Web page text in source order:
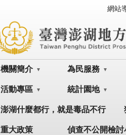
網站
機關簡介 為民服務
活動專區 統計園地
澎湖什麼都行，就是毒品不行
重大政策 偵查不公開檢